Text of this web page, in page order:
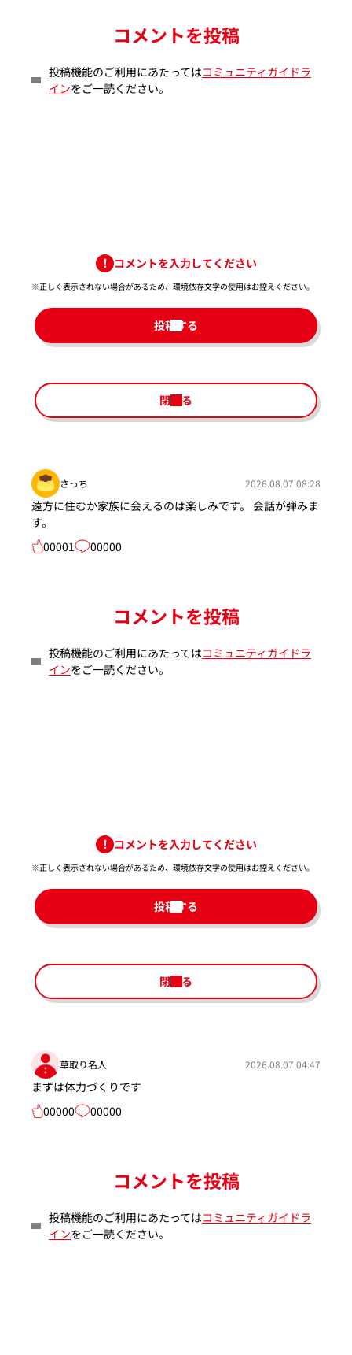
コメントを投稿
投稿機能のご利用にあたってはコミュニティガイドラ
インをご一読ください。
コメントを入力してください
※正しく表示されない場合があるため、環境依存文字の使用はお控えください。​
投稿する
閉じる
さっち 2026.08.07 08:28
遠方に住むか家族に会えるのは楽しみです。 会話が弾みま
す。
00001
00000
コメントを投稿
投稿機能のご利用にあたってはコミュニティガイドラ
インをご一読ください。
コメントを入力してください
※正しく表示されない場合があるため、環境依存文字の使用はお控えください。​
投稿する
閉じる
草取り名人 2026.08.07 04:47
まずは体力づくりです
00000
00000
コメントを投稿
投稿機能のご利用にあたってはコミュニティガイドラ
インをご一読ください。